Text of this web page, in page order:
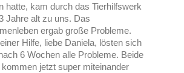
hatte, kam durch das Tierhilfswerk
Jahre alt zu uns. Das
ergab große Probleme.
Hilfe, liebe Daniela, lösten sich
6 Wochen alle Probleme. Beide
kommen jetzt super miteinander